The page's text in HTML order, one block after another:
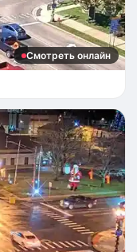
Смотреть онлайн